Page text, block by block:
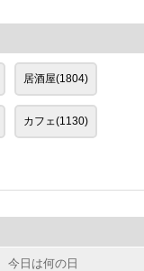
居酒屋(1804)
カフェ(1130)
今日は何の日